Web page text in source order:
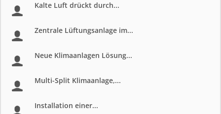
Kalte Luft drückt durch...
Zentrale Lüftungsanlage im...
Neue Klimaanlagen Lösung...
Multi-Split Klimaanlage,...
Installation einer...